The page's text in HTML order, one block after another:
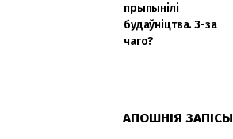
прыпынілі
будаўніцтва. З-за
чаго?
АПОШНІЯ ЗАПІСЫ